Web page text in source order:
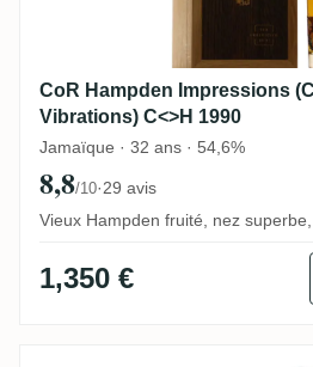
CoR Hampden Impressions
Vibrations) C<>H 1990
Jamaïque · 32 ans · 54,6%
8,8/10·29 avis
Vieux Hampden fruité, nez
1,350 €